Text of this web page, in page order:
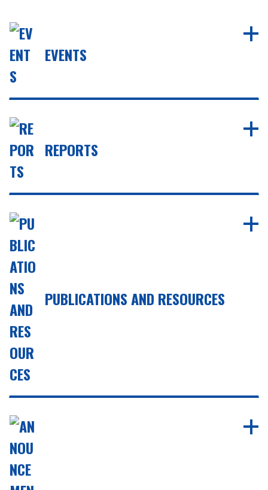
EVENTS
REPORTS
PUBLICATIONS AND RESOURCES